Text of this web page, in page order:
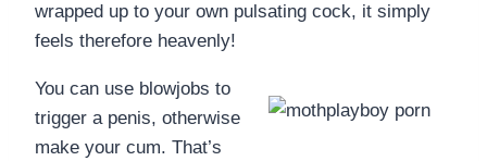
wrapped up to your own pulsating cock, it simply
feels therefore heavenly!
You can use blowjobs to
trigger a penis, otherwise
make your cum. That’s